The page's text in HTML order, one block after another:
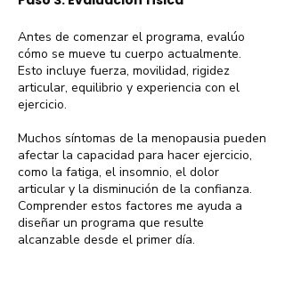
Antes de comenzar el programa, evalúo
cómo se mueve tu cuerpo actualmente.
Esto incluye fuerza, movilidad, rigidez
articular, equilibrio y experiencia con el
ejercicio.
Muchos síntomas de la menopausia pueden
afectar la capacidad para hacer ejercicio,
como la fatiga, el insomnio, el dolor
articular y la disminución de la confianza.
Comprender estos factores me ayuda a
diseñar un programa que resulte
alcanzable desde el primer día.